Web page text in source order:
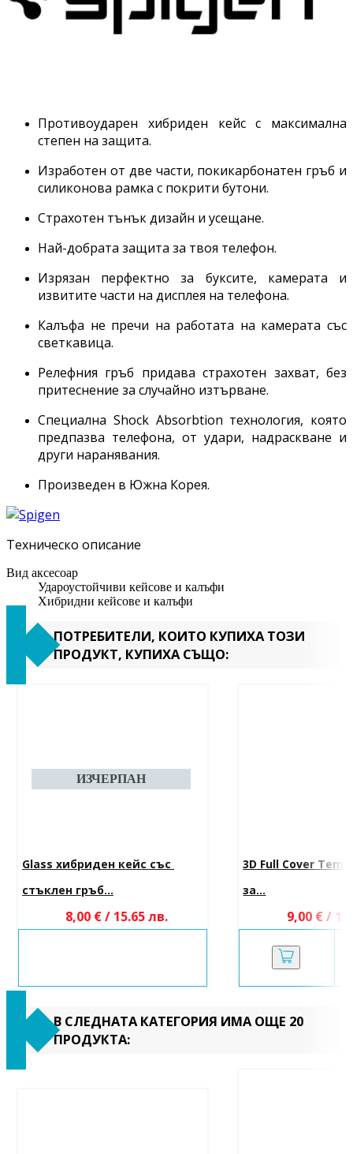
Противоударен хибриден кейс с максимална
степен на защита.
Изработен от две части, покикарбонатен гръб и
силиконова рамка с покрити бутони.
Страхотен тънък дизайн и усещане.
Най-добрата защита за твоя телефон.
Изрязан перфектно за буксите, камерата и
извитите части на дисплея на телефона.
Калъфа не пречи на работата на камерата със
светкавица.
Релефния гръб придава страхотен захват, без
притеснение за случайно изтърване.
Специална Shock Absorbtion технология, която
предпазва телефона, от удари, надраскване и
други наранявания.
Произведен в Южна Корея.
Техническо описание
Вид аксесоар
Удароустойчиви кейсове и калъфи
Хибридни кейсове и калъфи
ПОТРЕБИТЕЛИ, КОИТО КУПИХА ТОЗИ
ПРОДУКТ, КУПИХА СЪЩО:
Glass хибриден кейс със
стъклен гръб...
8,00 € / 15.65 лв.
3D Full Cover
за...
9,00 € /
В СЛЕДНАТА КАТЕГОРИЯ ИМА ОЩЕ 20
ПРОДУКТА: